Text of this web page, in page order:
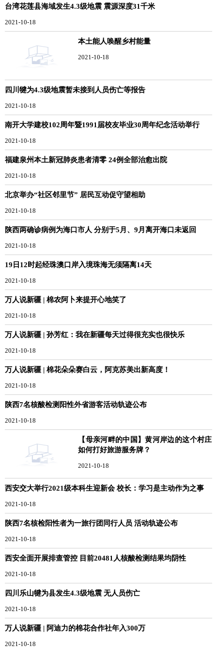
台湾花莲县海域发生4.3级地震 震源深度31千米
2021-10-18
本土能人唤醒乡村能量
2021-10-18
四川犍为4.3级地震暂未接到人员伤亡等报告
2021-10-18
南开大学建校102周年暨1991届校友毕业30周年纪念活动举行
2021-10-18
福建泉州本土新冠肺炎患者清零 24例全部治愈出院
2021-10-18
北京举办“社区邻里节” 居民互动促守望相助
2021-10-18
陕西两确诊病例为海口市人 分别于5月、9月离开海口未返回
2021-10-18
19日12时起经珠澳口岸入境珠海无须隔离14天
2021-10-18
万人说新疆 | 棉农阿卜来提开心地笑了
2021-10-18
万人说新疆 | 孙芳红：我在新疆每天过得很充实也很快乐
2021-10-18
万人说新疆 | 棉花朵朵赛白云，阿克苏美出新高度！
2021-10-18
陕西7名核酸检测阳性外省游客活动轨迹公布
2021-10-18
【母亲河畔的中国】黄河岸边的这个村庄
如何打好旅游服务牌？
2021-10-18
西安交大举行2021级本科生迎新会 校长：学习是主动作为之事
2021-10-18
陕西7名核检阳性者为一旅行团同行人员 活动轨迹公布
2021-10-18
西安全面开展排查管控 目前20481人核酸检测结果均阴性
2021-10-18
四川乐山犍为县发生4.3级地震 无人员伤亡
2021-10-18
万人说新疆 | 阿迪力的棉花合作社年入300万
2021-10-18